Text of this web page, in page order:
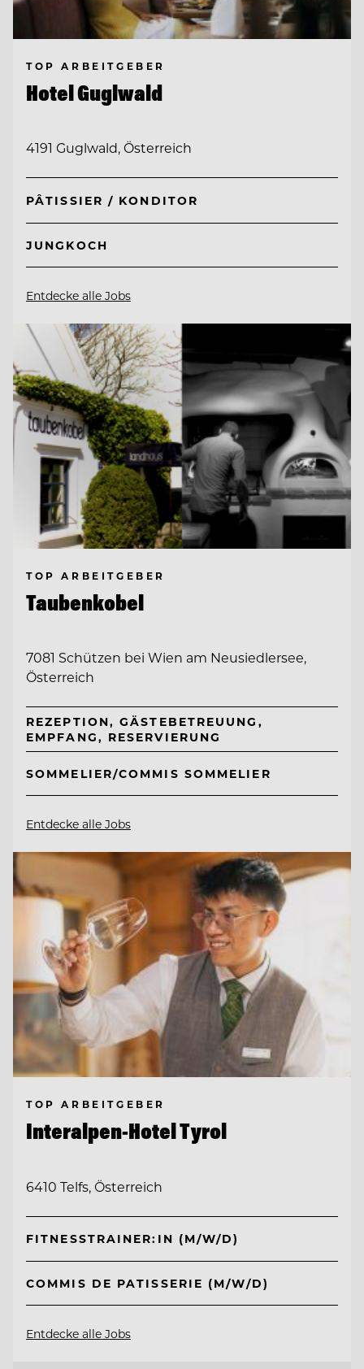
TOP ARBEITGEBER
Hotel Guglwald
4191 Guglwald, Österreich
PÂTISSIER / KONDITOR
JUNGKOCH
Entdecke alle Jobs
TOP ARBEITGEBER
Taubenkobel
7081 Schützen bei Wien am Neusiedlersee,
Österreich
REZEPTION, GÄSTEBETREUUNG,
EMPFANG, RESERVIERUNG
SOMMELIER/COMMIS SOMMELIER
Entdecke alle Jobs
TOP ARBEITGEBER
Interalpen-Hotel Tyrol
6410 Telfs, Österreich
FITNESSTRAINER:IN (M/W/D)
COMMIS DE PATISSERIE (M/W/D)
Entdecke alle Jobs